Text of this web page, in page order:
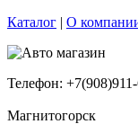
Каталог | О
Телефон:
Магнитогорск